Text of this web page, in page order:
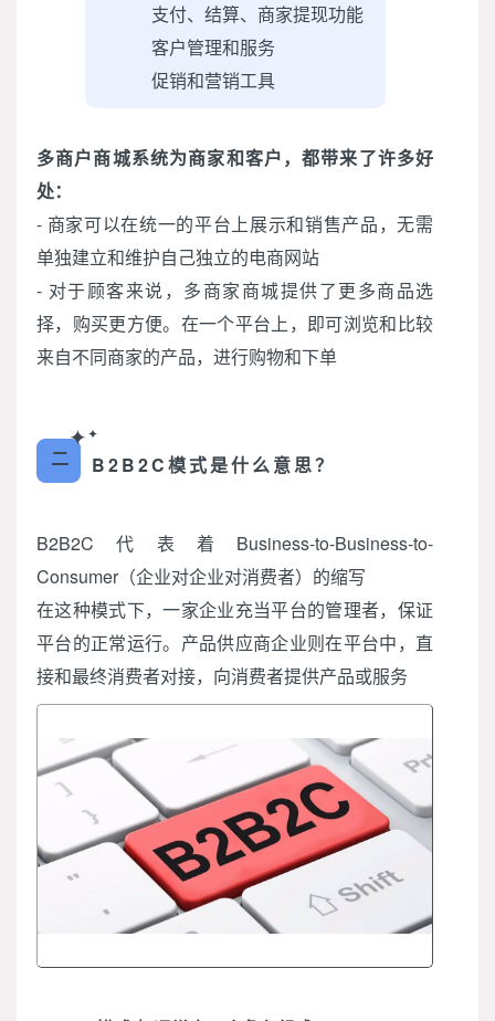
支付、结算、商家提现功能
客户管理和服务
促销和营销工具
多商户商城系统为商家和客户，都带来了许多好
处：
- 商家可以在统一的平台上展示和销售产品，无需
单独建立和维护自己独立的电商网站
- 对于顾客来说，多商家商城提供了更多商品选
择，购买更方便。在一个平台上，即可浏览和比较
来自不同商家的产品，进行购物和下单
✦✦
二 B2B2C模式是什么意思？
B2B2C代表着Business-to-Business-to-
Consumer（企业对企业对消费者）的缩写
在这种模式下，一家企业充当平台的管理者，保证
平台的正常运行。产品供应商企业则在平台中，直
接和最终消费者对接，向消费者提供产品或服务